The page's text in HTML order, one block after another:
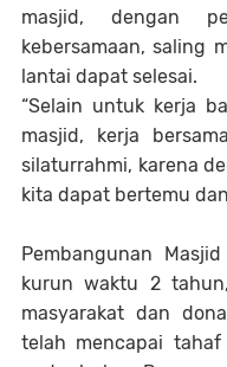
masjid, dengan
kebersamaan, saling
lantai dapat selesai.
“Selain untuk kerja
masjid, kerja
silaturrahmi, karena
kita dapat bertemu
Pembangunan
kurun waktu 2
masyarakat dan
telah mencapai